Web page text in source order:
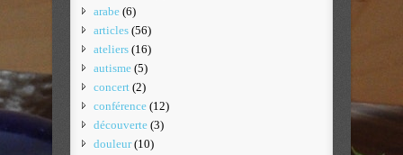
arabe (6)
articles (56)
ateliers (16)
autisme (5)
concert (2)
conférence (12)
découverte (3)
douleur(10)